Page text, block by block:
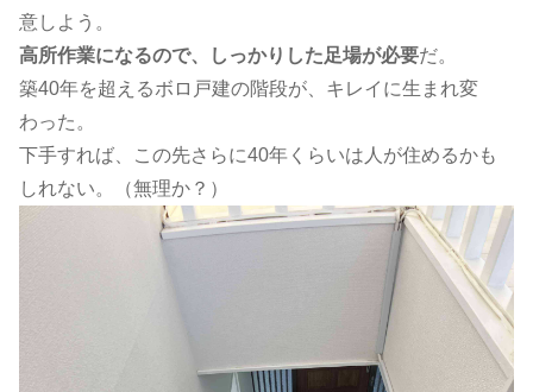
意しよう。
高所作業になるので、しっかりした足場が必要だ。
築40年を超えるボロ戸建の階段が、キレイに生まれ変
わった。
下手すれば、この先さらに40年くらいは人が住めるかも
しれない。（無理か？）